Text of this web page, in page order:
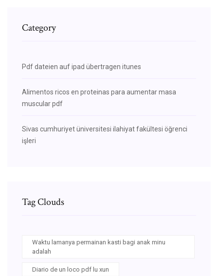
Category
Pdf dateien auf ipad übertragen itunes
Alimentos ricos en proteinas para aumentar masa
muscular pdf
Sivas cumhuriyet üniversitesi ilahiyat fakültesi öğrenci
işleri
Tag Clouds
Waktu lamanya permainan kasti bagi anak minu
adalah
Diario de un loco pdf lu xun